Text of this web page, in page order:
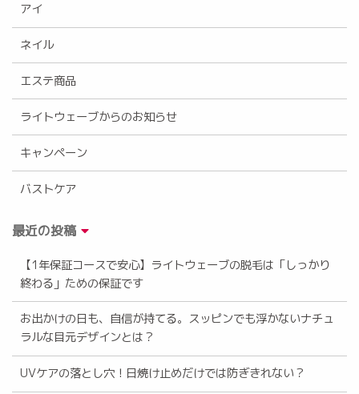
アイ
ネイル
エステ商品
ライトウェーブからのお知らせ
キャンペーン
バストケア
最近の投稿
【1年保証コースで安心】ライトウェーブの脱毛は「しっかり
終わる」ための保証です
お出かけの日も、自信が持てる。スッピンでも浮かないナチュ
ラルな目元デザインとは？
UVケアの落とし穴！日焼け止めだけでは防ぎきれない？